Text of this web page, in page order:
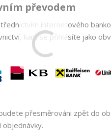
převodem
internetového
kam se přihlásíte jako
přesměrováni zpět do
objednávky.